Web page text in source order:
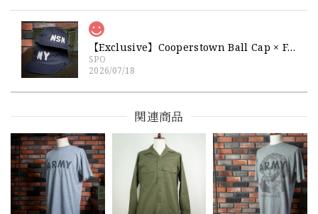
【Exclusive】Cooperstown Ball Cap × FAR EAST SIGNAL "NSN / NY" NAVY×WHITE Made in USA 別注 新品 クーパーズタウンボールキャップ 6パネル 紺
SPO
2026/07/18
又、トートバッグありがとうございます。使わせて頂きま
います。チェーンステッチが雰囲気があり、他とかぶらない
感じが気に入りました。 YouTube 楽しみにしてます
関連商品